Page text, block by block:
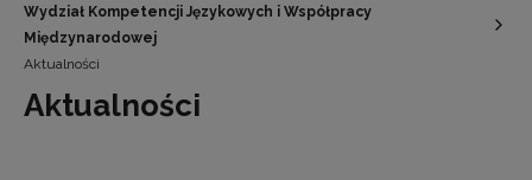
Wydział Kompetencji Językowych i Współpracy
Międzynarodowej
Aktualności
Aktualności